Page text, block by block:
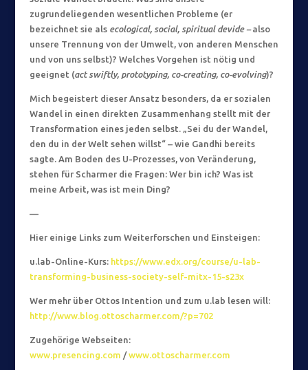
zugrundeliegenden wesentlichen Probleme (er
bezeichnet sie als ecological, social, spiritual devide –also
unsere Trennung von der Umwelt, von anderen Menschen
und von uns selbst)? Welches Vorgehen ist nötig und
geeignet (act swiftly, prototyping, co-creating, co-evolving)?
Mich begeistert dieser Ansatz besonders, da er sozialen
Wandel in einen direkten Zusammenhang stellt mit der
Transformation eines jeden selbst. „Sei du der Wandel,
den du in der Welt sehen willst“ – wie Gandhi bereits
sagte. Am Boden des U-Prozesses, von Veränderung,
stehen für Scharmer die Fragen: Wer bin ich? Was ist
meine Arbeit, was ist mein Ding?
—
Hier einige Links zum Weiterforschen und Einsteigen:
u.lab-Online-Kurs: https://www.edx.org/course/u-lab-
transforming-business-society-self-mitx-15-s23x
Wer mehr über Ottos Intention und zum u.lab lesen will:
http://www.blog.ottoscharmer.com/?p=702
Zugehörige Webseiten:
www.presencing.com /www.ottoscharmer.com